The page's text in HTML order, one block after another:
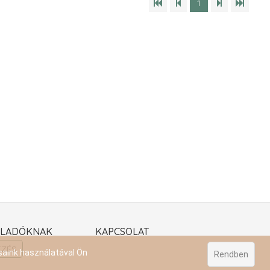
1
KAPCSOLAT
használatával Ön
Rendben